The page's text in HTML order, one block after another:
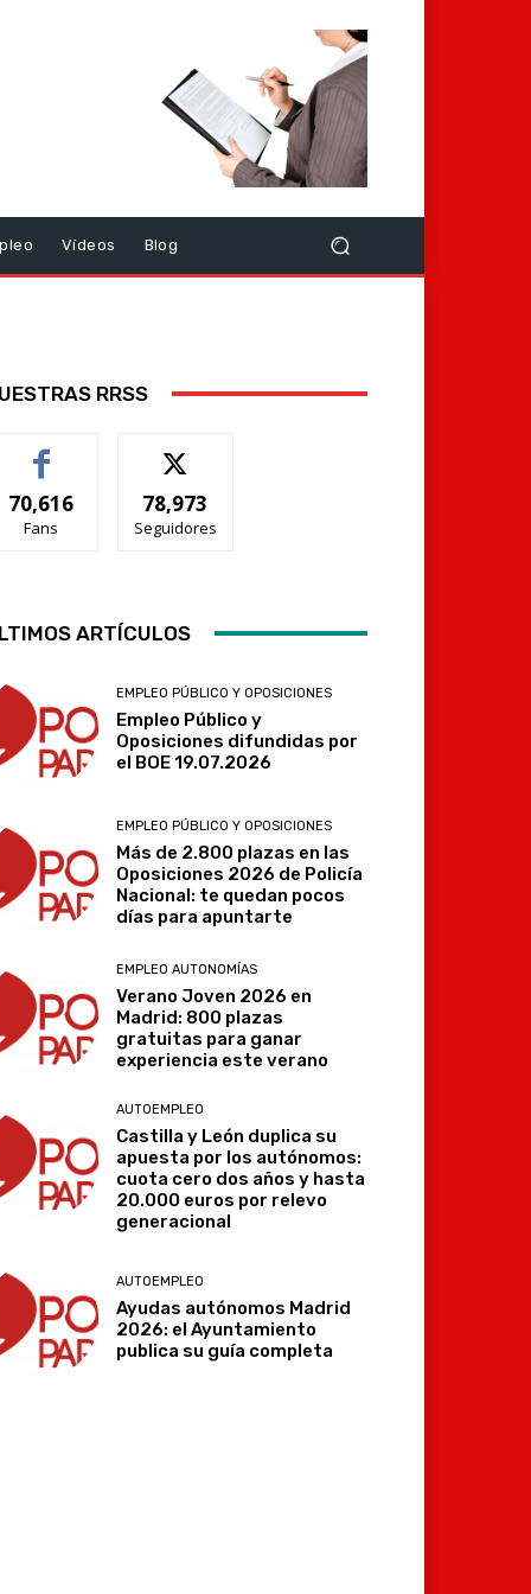
Vídeos Blog
RRSS
70,616
Fans
78,973
Seguidores
ARTÍCULOS
EMPLEO PÚBLICO Y OPOSICIONES
Empleo Público y
Oposiciones difundidas por
el BOE 19.07.2026
EMPLEO PÚBLICO Y OPOSICIONES
Más de 2.800 plazas en las
Oposiciones 2026 de Policía
Nacional: te quedan pocos
días para apuntarte
EMPLEO AUTONOMÍAS
Verano Joven 2026 en
Madrid: 800 plazas
gratuitas para ganar
experiencia este verano
AUTOEMPLEO
Castilla y León duplica su
apuesta por los autónomos:
cuota cero dos años y hasta
20.000 euros por relevo
generacional
AUTOEMPLEO
Ayudas autónomos Madrid
2026: el Ayuntamiento
publica su guía completa